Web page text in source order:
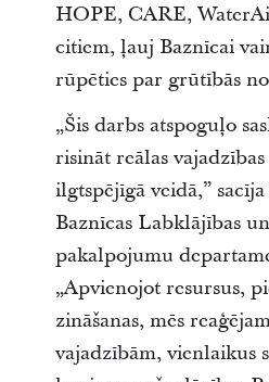
HOPE, CARE,
citiem, ļauj Baznīcai
rūpēties par grūtībās
„Šis darbs atspoguļo
risināt reālas
ilgtspējīgā veidā,”
Baznīcas Labklājības
pakalpojumu
„Apvienojot resursus,
zināšanas, mēs
vajadzībām,